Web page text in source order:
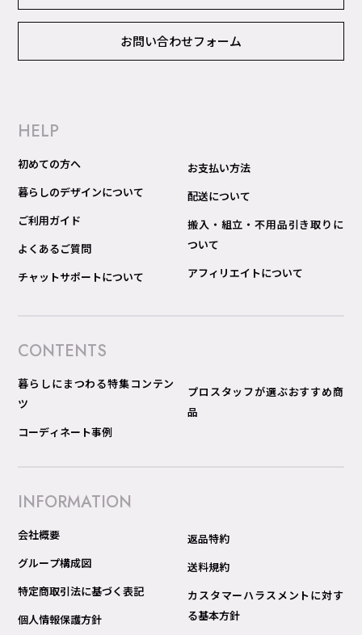
お問い合わせフォーム
HELP
初めての方へ
暮らしのデザインについて
ご利用ガイド
よくあるご質問
チャットサポートについて
お支払い方法
配送について
搬入・組立・不用品引き取りに
ついて
アフィリエイトについて
CONTENTS
暮らしにまつわる特集コンテン
ツ
コーディネート事例
プロスタッフが選ぶおすすめ商
品
INFORMATION
会社概要
グループ構成図
特定商取引法に基づく表記
個人情報保護方針
返品特約
送料規約
カスタマーハラスメントに対す
る基本方針